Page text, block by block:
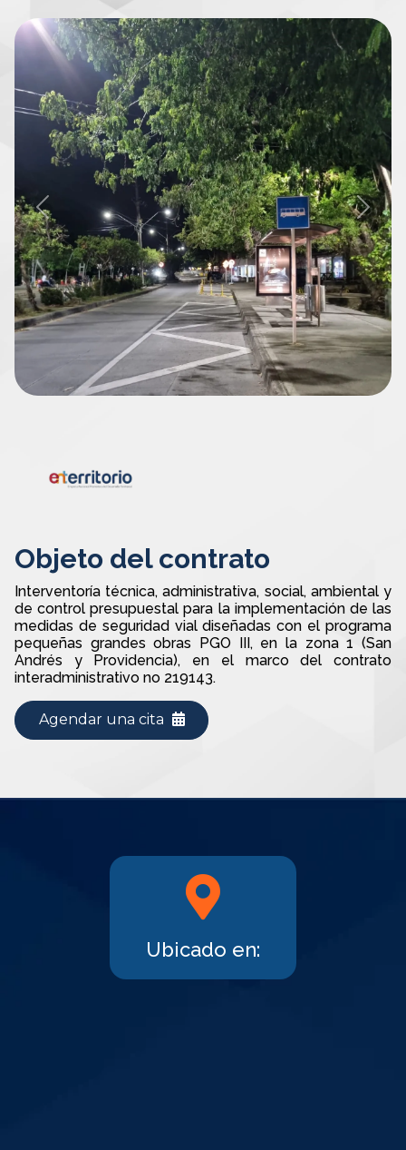
Previous Next
Objeto del contrato
Interventoría técnica, administrativa, social, ambiental y
de control presupuestal para la implementación de las
medidas de seguridad vial diseñadas con el programa
pequeñas grandes obras PGO III, en la zona 1 (San
Andrés y Providencia), en el marco del contrato
interadministrativo no 219143.
Agendar una cita
Ubicado en: